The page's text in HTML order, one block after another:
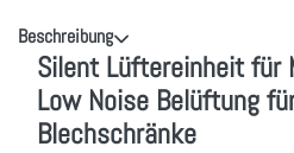
Beschreibung
Silent Lüftereinheit für
Low Noise Belüftung
Blechschränke